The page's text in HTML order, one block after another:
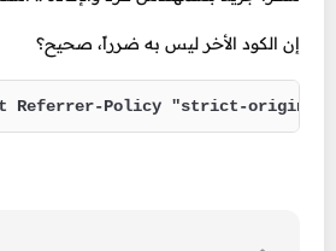
إن الكود الأخر ليس به ضرراً، صحيح؟
Referrer-Policy "strict-origin-